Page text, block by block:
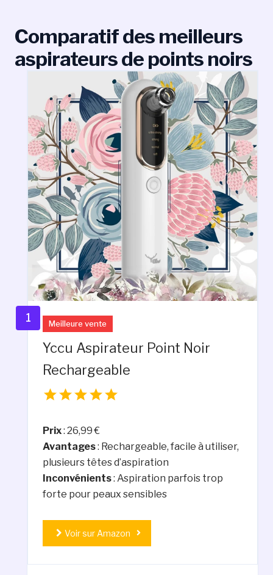
Comparatif des meilleurs
aspirateurs de points noirs
1 Meilleure vente
Yccu Aspirateur Point Noir
Rechargeable
Prix: 26,99 €
Avantages: Rechargeable, facile à utiliser,
plusieurs têtes d’aspiration
Inconvénients: Aspiration parfois trop
forte pour peaux sensibles
Voir sur Amazon